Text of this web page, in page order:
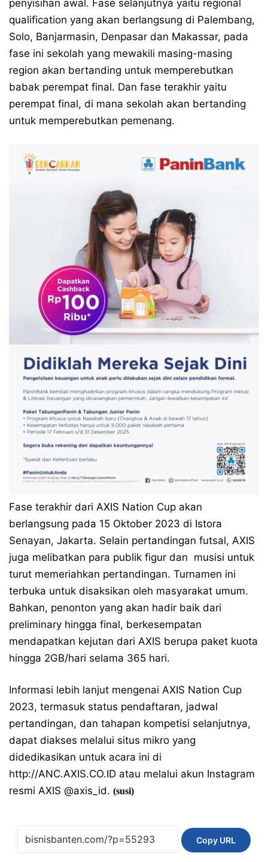
penyisihan awal. Fase selanjutnya yaitu regional
qualification yang akan berlangsung di Palembang,
Solo, Banjarmasin, Denpasar dan Makassar, pada
fase ini sekolah yang mewakili masing-masing
region akan bertanding untuk memperebutkan
babak perempat final. Dan fase terakhir yaitu
perempat final, di mana sekolah akan bertanding
untuk memperebutkan pemenang.
Fase terakhir dari AXIS Nation Cup akan
berlangsung pada 15 Oktober 2023 di Istora
Senayan, Jakarta. Selain pertandingan futsal, AXIS
juga melibatkan para publik figur dan musisi untuk
turut memeriahkan pertandingan. Turnamen ini
terbuka untuk disaksikan oleh masyarakat umum.
Bahkan, penonton yang akan hadir baik dari
preliminary hingga final, berkesempatan
mendapatkan kejutan dari AXIS berupa paket kuota
hingga 2GB/hari selama 365 hari.
Informasi lebih lanjut mengenai AXIS Nation Cup
2023, termasuk status pendaftaran, jadwal
pertandingan, dan tahapan kompetisi selanjutnya,
dapat diakses melalui situs mikro yang
didedikasikan untuk acara ini di
http://ANC.AXIS.CO.ID atau melalui akun Instagram
resmi AXIS @axis_id. (susi)
Copy URL